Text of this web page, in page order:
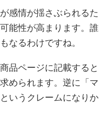
感情が揺さぶられるた
能性が高まります。誰
なるわけですね。
品ページに記載すると
められます。逆に「マ
いうクレームになりか